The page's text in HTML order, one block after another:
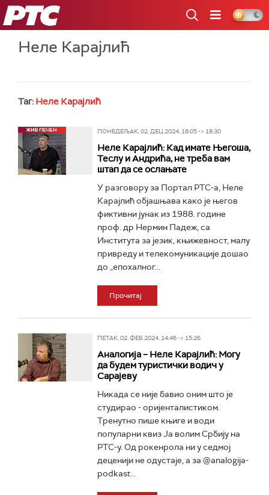
РТС
Неле Карајлић
Таг: Неле Карајлић
ПОНЕДЕЉАК, 02. ДЕЦ 2024, 18:05 -> 18:30
Неле Карајлић: Кад имате Његоша,
Теслу и Андрића, не треба вам
штап да се ослањате
У разговору за Портал РТС-а, Неле
Карајлић објашњава како је његов
фиктивни јунак из 1988. године
проф. др Нермин Падеж, са
Института за језик, књижевност, малу
привреду и телекомуникације дошао
до „епохалног...
Прочитај
ПЕТАК, 02. ФЕБ 2024, 14:46 -> 15:26
Аналогија – Неле Карајлић: Могу
да будем туристички водич у
Сарајеву
Никада се није бавио оним што је
студирао - оријенталистиком.
Тренутно пише књиге и води
популарни квиз Ја волим Србију на
РТС-у. Од рокенрола ни у седмој
деценији не одустаје, а за @analogija-
podkast...